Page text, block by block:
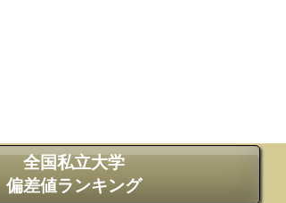
全国私立大学
偏差値ランキング